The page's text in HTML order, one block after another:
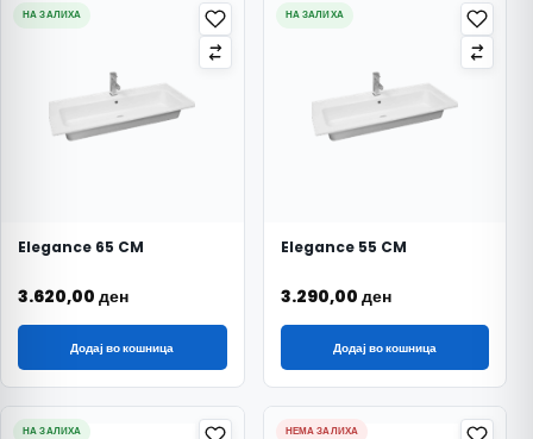
НА ЗАЛИХА
Elegance 65 CM
3.620,00 ден
Додај во кошница
НА ЗАЛИХА
Elegance 55 CM
3.290,00 ден
Додај во кошница
НА ЗАЛИХА НЕМА ЗАЛИХА